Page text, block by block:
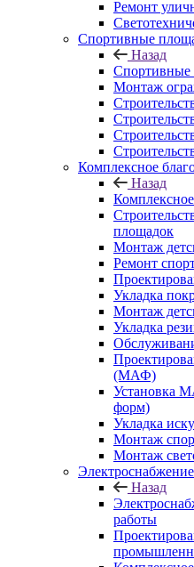
Ремонт
Спортивные
Назад
Спортивные
Монтаж
Комплексное
Назад
площадок
Монтаж
Ремонт
Укладка
Монтаж
Укладка
(МАФ)
Установка
форм)
Укладка
Монтаж
Монтаж
Назад
работы